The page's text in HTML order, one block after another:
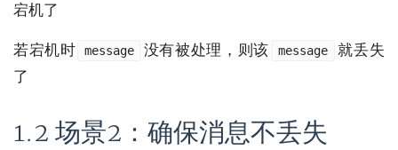
宕机了
若宕机时 message 没有被处理，则该 message
就丢失
了
1.2 场景2：确保消息不丢失